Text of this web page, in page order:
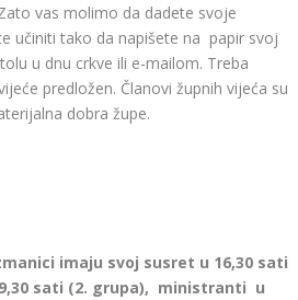
vas molimo da dadete svoje
učiniti tako da napišete na papir svoj
u dnu crkve ili e-mailom. Treba
predložen. Članovi župnih vijeća su
dobra župe.
imaju svoj susret u 16,30 sati
sati (2. grupa), ministranti u